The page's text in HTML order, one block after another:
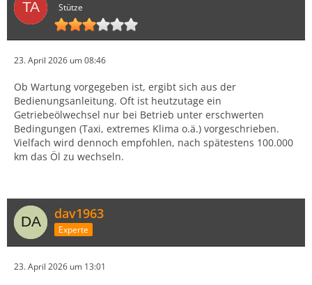
Stütze
23. April 2026 um 08:46
Ob Wartung vorgegeben ist, ergibt sich aus der
Bedienungsanleitung. Oft ist heutzutage ein
Getriebeölwechsel nur bei Betrieb unter erschwerten
Bedingungen (Taxi, extremes Klima o.ä.) vorgeschrieben.
Vielfach wird dennoch empfohlen, nach spätestens 100.000
km das Öl zu wechseln.
dav1963
Experte
23. April 2026 um 13:01